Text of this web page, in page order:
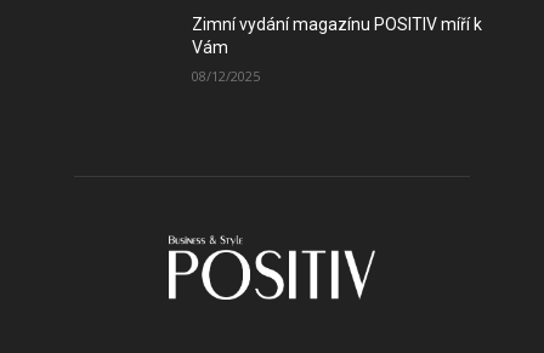
Zimní vydání magazínu POSITIV míří k
Vám
08/12/2025